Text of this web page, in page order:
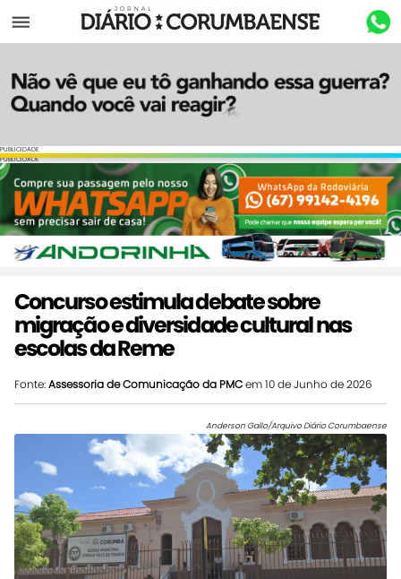
Menu
PUBLICIDADE
PUBLICIDADE
Concurso estimula debate sobre
migração e diversidade cultural nas
escolas da Reme
Fonte:Assessoria de Comunicação da PMCem 10 de Junho de 2026
Anderson Gallo/Arquivo Diário Corumbaense